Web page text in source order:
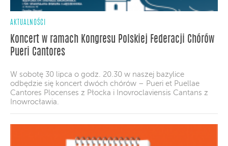
AKTUALNOŚCI
Koncert w ramach Kongresu Polskiej Federacji Chórów
Pueri Cantores
W sobotę 30 lipca o godz. 20.30 w naszej bazylice
odbędzie się koncert dwóch chórów – Pueri et Puellae
Cantores Plocenses z Płocka i Inovroclaviensis Cantans z
Inowrocławia.